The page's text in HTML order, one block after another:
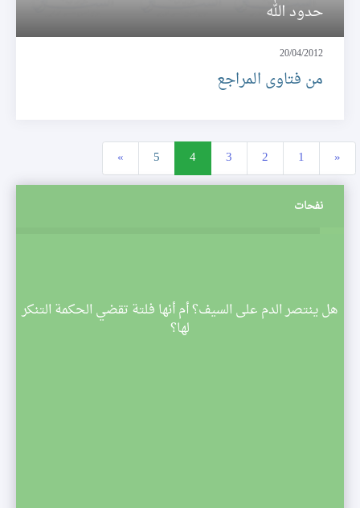
حدود الله
20/04/2012
من فتاوى المراجع
«
1
2
3
4
5
»
نفحات
هل ينتصر الدم على السيف؟ أم أنها فلتة تقضي الحكمة التنكر
لها؟